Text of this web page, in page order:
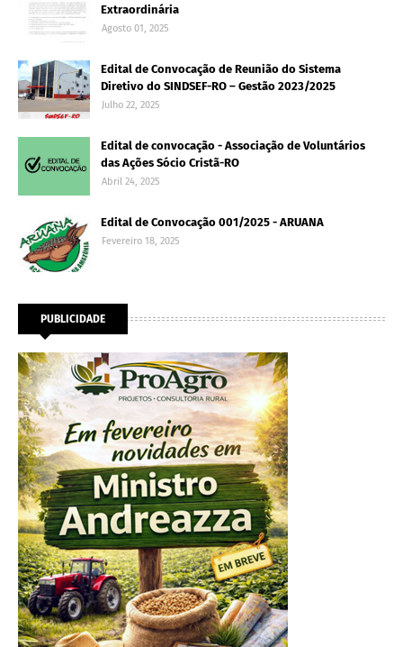
Extraordinária
Agosto 01, 2025
Edital de Convocação de Reunião do Sistema
Diretivo do SINDSEF-RO – Gestão 2023/2025
Julho 22, 2025
Edital de convocação - Associação de Voluntários
das Ações Sócio Cristã-RO
Abril 24, 2025
Edital de Convocação 001/2025 - ARUANA
Fevereiro 18, 2025
PUBLICIDADE